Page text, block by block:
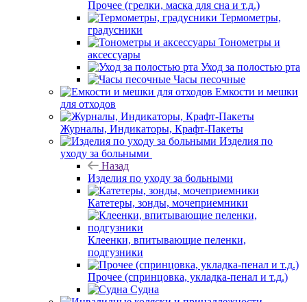
Прочее (грелки, маска для сна и т.д.)
Термометры,
градусники
Тонометры и
аксессуары
Уход за полостью рта
Часы песочные
Емкости и мешки
для отходов
Журналы, Индикаторы, Крафт-Пакеты
Изделия по
уходу за больными
Назад
Изделия по уходу за больными
Катетеры, зонды, мочеприемники
Клеенки, впитывающие пеленки,
подгузники
Прочее (спринцовка, укладка-пенал и т.д.)
Судна